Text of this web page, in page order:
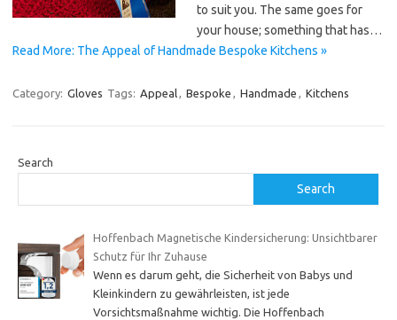
to suit you. The same goes for
your house; something that has…
Read More: The Appeal of Handmade Bespoke Kitchens »
Category: Gloves Tags: Appeal, Bespoke , Handmade , Kitchens
Search
Search
Hoffenbach Magnetische Kindersicherung: Unsichtbarer
Schutz für Ihr Zuhause
Wenn es darum geht, die Sicherheit von Babys und
Kleinkindern zu gewährleisten, ist jede
Vorsichtsmaßnahme wichtig. Die Hoffenbach